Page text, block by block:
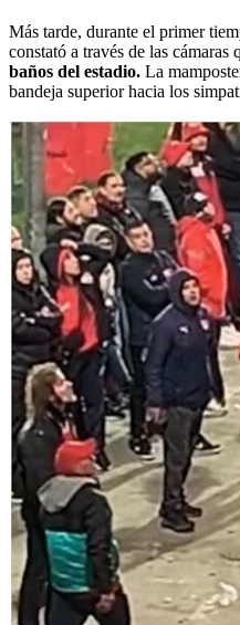
Más tarde, durante el primer
constató a través de las cámaras
baños del estadio. La
bandeja superior hacia los